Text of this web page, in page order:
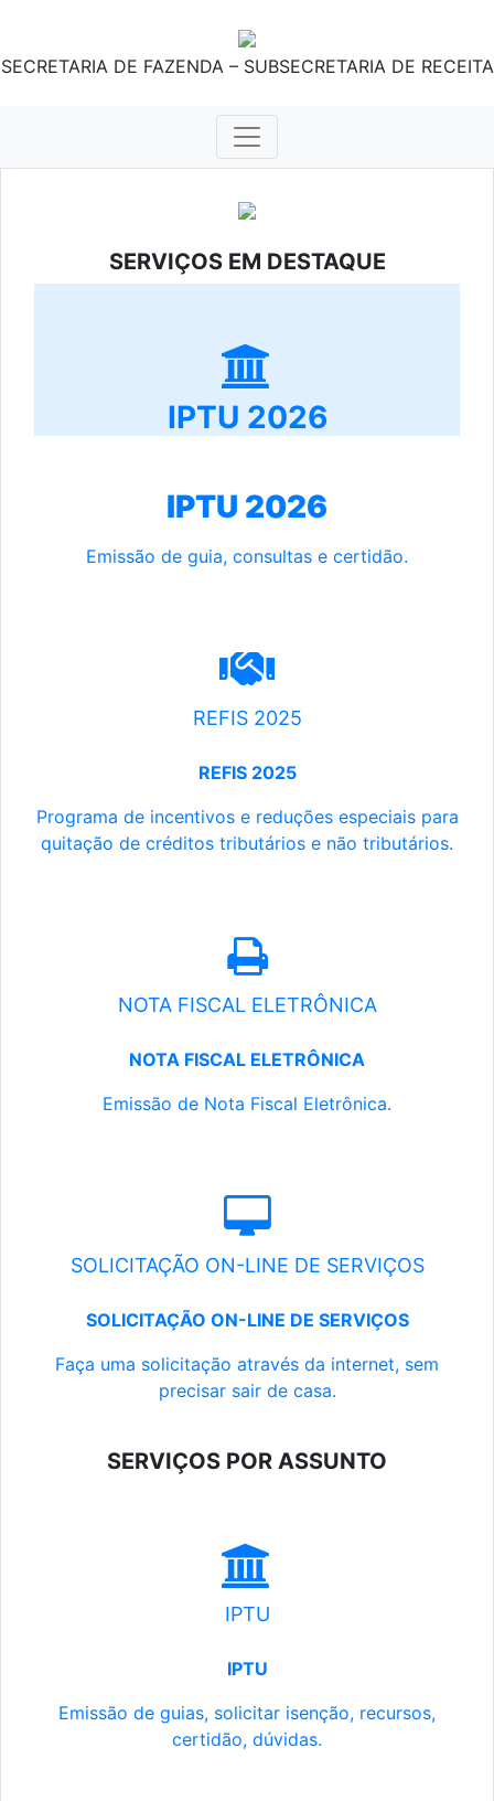
SECRETARIA DE FAZENDA – SUBSECRETARIA DE RECEITA
SERVIÇOS EM DESTAQUE
IPTU 2026
IPTU 2026
Emissão de guia, consultas e certidão.
REFIS 2025
REFIS 2025
Programa de incentivos e reduções especiais para
quitação de créditos tributários e não tributários.
NOTA FISCAL ELETRÔNICA
NOTA FISCAL ELETRÔNICA
Emissão de Nota Fiscal Eletrônica.
SOLICITAÇÃO ON-LINE DE SERVIÇOS
SOLICITAÇÃO ON-LINE DE SERVIÇOS
Faça uma solicitação através da internet, sem
precisar sair de casa.
SERVIÇOS POR ASSUNTO
IPTU
IPTU
Emissão de guias, solicitar isenção, recursos,
certidão, dúvidas.